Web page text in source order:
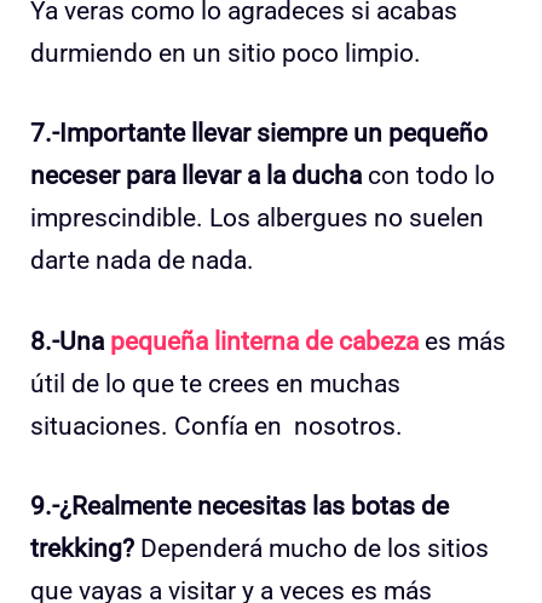
Ya veras como lo agradeces si acabas
durmiendo en un sitio poco limpio.
7.-Importante llevar siempre un pequeño
neceser para llevar a la duchacon todo lo
imprescindible. Los albergues no suelen
darte nada de nada.
8.-Una pequeña linterna de cabeza es más
útil de lo que te crees en muchas
situaciones. Confía en nosotros.
9.-¿Realmente necesitas las botas de
trekking? Dependerá mucho de los sitios
que vayas a visitar y a veces es más